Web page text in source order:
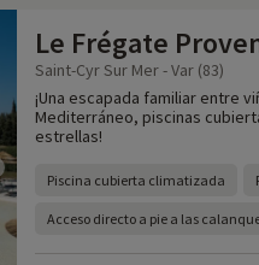
Le Frégate
Saint-Cyr Sur Mer - Var (83)
¡Una escapada familiar entre
Mediterráneo, piscinas
estrellas!
Piscina cubierta climatizada
Acceso directo a pie a las